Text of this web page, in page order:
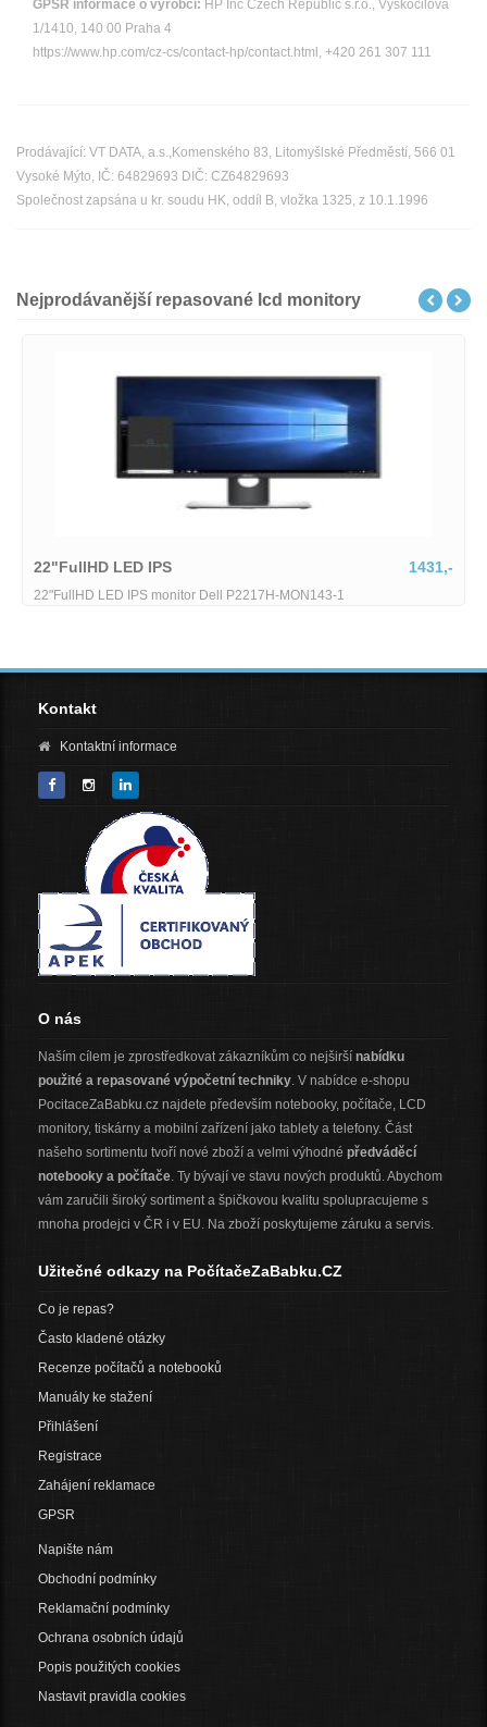
GPSR informace o výrobci: HP Inc Czech Republic s.r.o., Vyskočilova
1/1410, 140 00 Praha 4
https://www.hp.com/cz-cs/contact-hp/contact.html, +420 261 307 111
Prodávající: VT DATA, a.s.,Komenského 83, Litomyšlské Předměstí, 566 01
Vysoké Mýto, IČ: 64829693 DIČ: CZ64829693
Společnost zapsána u kr. soudu HK, oddíl B, vložka 1325, z 10.1.1996
Nejprodávanější repasované lcd monitory
P2217H-MON143-1 23.8" LCD Dell UltraSharp
Kontakt
Kontaktní informace
O nás
Naším cílem je zprostředkovat zákazníkům co nejširší nabídku
použité a repasované výpočetní techniky. V nabídce e-shopu
PocitaceZaBabku.cz najdete především notebooky, počítače, LCD
monitory, tiskárny a mobilní zařízení jako tablety a telefony. Část
našeho sortimentu tvoří nové zboží a velmi výhodné předváděcí
notebooky a počítače. Ty bývají ve stavu nových produktů. Abychom
vám zaručili široký sortiment a špičkovou kvalitu spolupracujeme s
mnoha prodejci v ČR i v EU. Na zboží poskytujeme záruku a servis.
Užitečné odkazy na PočítačeZaBabku.CZ
Co je repas?
Často kladené otázky
Recenze počítačů a notebooků
Manuály ke stažení
Přihlášení
Registrace
Zahájení reklamace
GPSR
Napište nám
Obchodní podmínky
Reklamační podmínky
Ochrana osobních údajů
Popis použitých cookies
Nastavit pravidla cookies